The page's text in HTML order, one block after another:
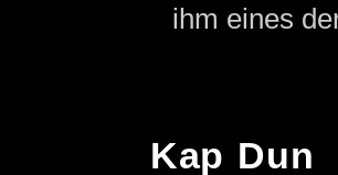
ihm eines
Kap Dun